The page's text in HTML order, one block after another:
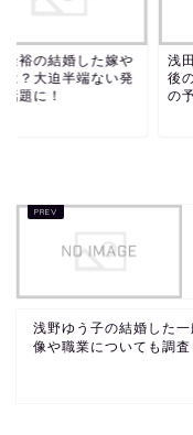
隆裕の結婚した嫁や
は？大迫半端ない発
話題に！
浅
後
の
浅野ゆう子の結婚した
像や職業についても調査